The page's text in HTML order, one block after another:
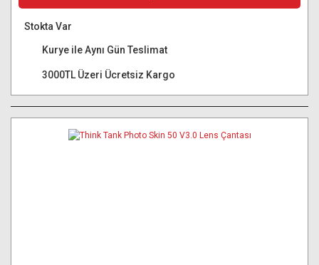
Stokta Var
Kurye ile Aynı Gün Teslimat
3000TL Üzeri Ücretsiz Kargo